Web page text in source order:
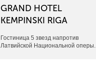
GRAND HOTEL
KEMPINSKI RIGA
Гостиница 5 звезд напротив
Латвийской Национальной оперы.